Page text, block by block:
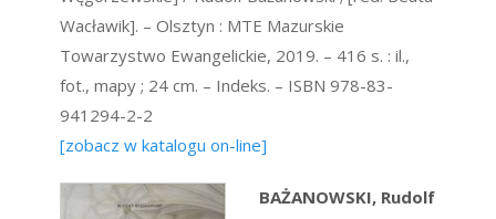
Wacławik]. – Olsztyn : MTE Mazurskie
Towarzystwo Ewangelickie, 2019. – 416 s. : il.,
fot., mapy ; 24 cm. – Indeks. – ISBN 978-83-
941294-2-2
[zobacz w katalogu on-line]
BAŻANOWSKI, Rudolf